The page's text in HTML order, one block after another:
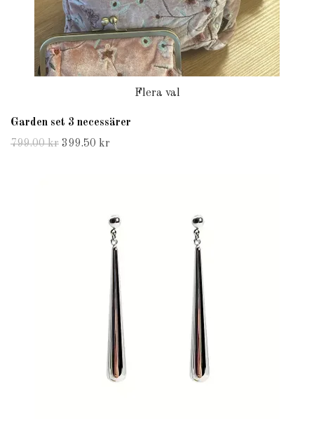
Flera val
Garden set 3 necessärer
799.00 kr 399.50 kr